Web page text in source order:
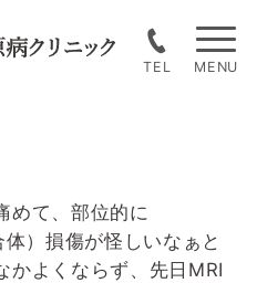
TEL
めて、部位的に
）損傷が怪しいなぁと
かよくならず、先日MRI